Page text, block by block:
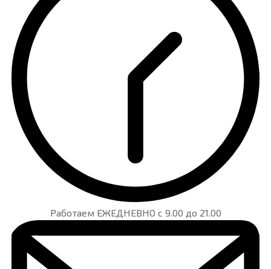
Работаем ЕЖЕДНЕВНО с 9.00 до 21.00